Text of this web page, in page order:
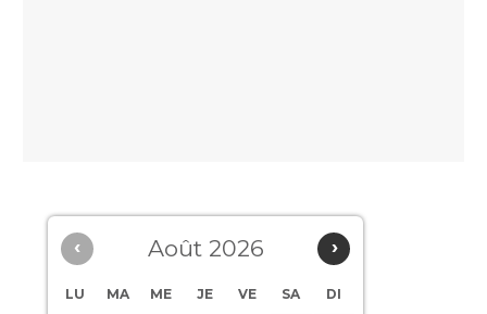
‹ ›
Août 2026
LU MA ME JE VE SA DI